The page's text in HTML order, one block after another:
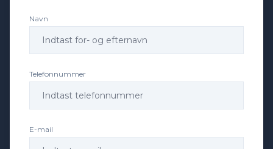
Navn
Telefonnummer
E-mail